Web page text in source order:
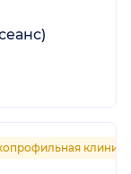
клиника